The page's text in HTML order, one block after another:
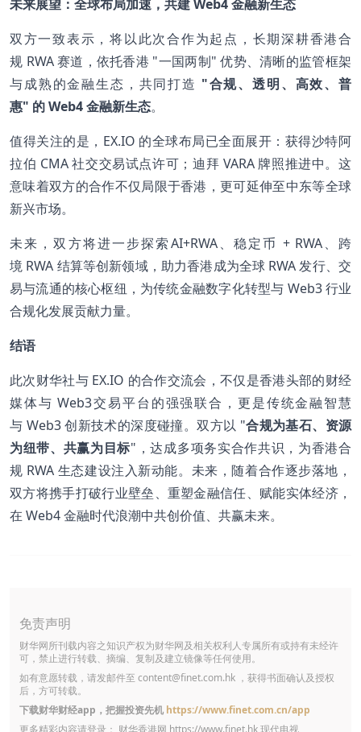
未来展望：全球布局加速，共建 Web4 金融新生态
双方一致表示，将以此次合作为起点，长期深耕香港合
规 RWA 赛道，依托香港 "一国两制" 优势、清晰的监管框架
与成熟的金融生态，共同打造 "合规、透明、高效、普
惠" 的 Web4 金融新生态。
值得关注的是，EX.IO 的全球布局已全面展开：获得沙特阿
拉伯 CMA 社交交易试点许可；迪拜 VARA 牌照推进中。这
意味着双方的合作不仅局限于香港，更可延伸至中东等全球
新兴市场。
未来，双方将进一步探索AI+RWA、稳定币 + RWA、跨
境 RWA 结算等创新领域，助力香港成为全球 RWA 发行、交
易与流通的核心枢纽，为传统金融数字化转型与 Web3 行业
合规化发展贡献力量。
结语
此次财华社与 EX.IO 的合作交流会，不仅是香港头部的财经
媒体与 Web3交易平台的强强联合，更是传统金融智慧
与 Web3 创新技术的深度碰撞。双方以 "合规为基石、资源
为纽带、共赢为目标"，达成多项务实合作共识，为香港合
规 RWA 生态建设注入新动能。未来，随着合作逐步落地，
双方将携手打破行业壁垒、重塑金融信任、赋能实体经济，
在 Web4 金融时代浪潮中共创价值、共赢未来。
免责声明
财华网所刊载内容之知识产权为财华网及相关权利人专属所有或持有未经许
可，禁止进行转载、摘编、复制及建立镜像等任何使用。
如有意愿转载，请发邮件至 content@finet.com.hk ，获得书面确认及授权
后，方可转载。
下载财华财经app，把握投资先机 https://www.finet.com.cn/app